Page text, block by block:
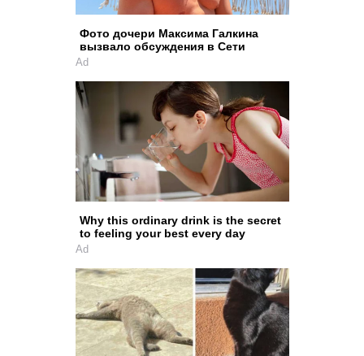
Фото дочери Максима Галкина
вызвало обсуждения в Сети
Ad
Why this ordinary drink is the secret
to feeling your best every day
Ad